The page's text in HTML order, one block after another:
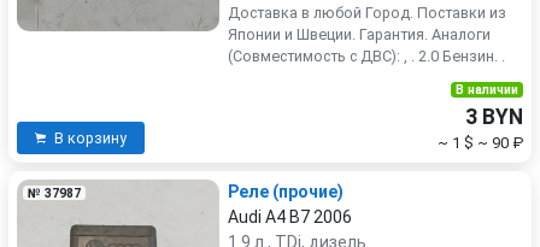
Доставка в любой Город. Поставки из
Японии и Швеции. Гарантия. Аналоги
(Совместимость с ДВС): , . 2.0 Бензин. .
В корзину
В наличии
3 BYN
~ 1 $ ~ 90 ₽
№ 37987
Реле (прочие)
Audi A4 B7 2006
1.9 л., TDi, дизель